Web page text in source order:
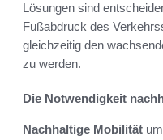
Lösungen sind
Fußabdruck des
gleichzeitig den
zu werden.
Die Notwendigkeit
Nachhaltige Mobilität